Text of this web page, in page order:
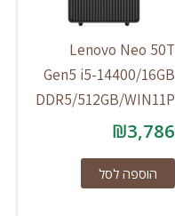
Lenovo Neo 50T
Gen5 i5-14400/16GB
DDR5/512GB/WIN11P
₪3,786
הוספה לסל